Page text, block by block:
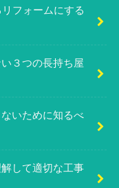
フォームにする
３つの長持ち屋
いために知るべ
して適切な工事